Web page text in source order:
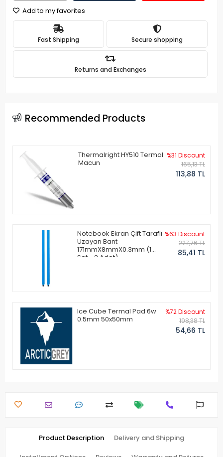
Add to my favorites
Fast Shipping Secure shopping
Returns and Exchanges
Recommended Products
Thermalright HY510 Termal
Macun
%31 Discount
165,13 TL
113,88 TL
Notebook Ekran Çift Taraflı
Uzayan Bant
171mmX8mmX0.3mm (1
Set - 2 Adet)
%63 Discount
227,76 TL
85,41 TL
Ice Cube Termal Pad 6w
0.5mm 50x50mm
%72 Discount
198,38 TL
54,66 TL
Product Description Delivery and Shipping